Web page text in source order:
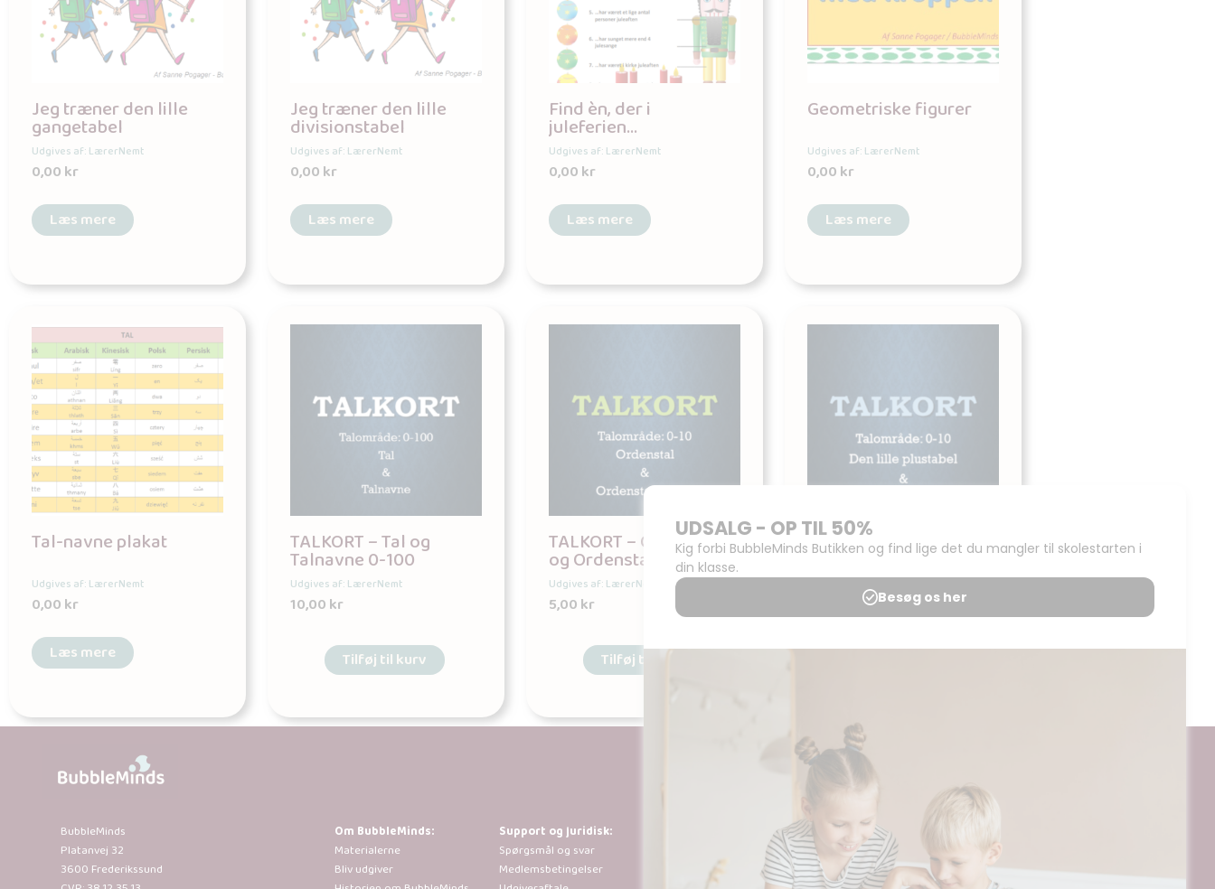
Jeg træner den lille
gangetabel
Udgives af: LærerNemt
0,00kr
Læs mere
Jeg træner den lille
divisionstabel
Udgives af: LærerNemt
0,00kr
Læs mere
Find èn, der i
juleferien…
Udgives af: LærerNemt
0,00kr
Læs mere
Geometriske figurer
Udgives af: LærerNemt
0,00kr
Læs mere
Tal-navne plakat
Udgives af: LærerNemt
0,00kr
Læs mere
TALKORT – Tal og
Talnavne 0-100
Udgives af: LærerNemt
10,00kr
Tilføj til kurv
TALKORT – Ordenstal
og Ordenstalnavne
Udgives af: LærerNemt
5,00kr
Tilføj til kurv
TALKORT – Regnekort,
Den lille plustabel
BubbleMinds
Platanvej 32
3600 Frederikssund
Om BubbleMinds:
Materialerne
Bliv udgiver
Support og juridisk:
Spørgsmål og svar
Medlemsbetingelser
Al kopiering, analogt og digitalt, af materialer på BubbleMinds eller dele deraf er
tilladt i henhold til undervisningsinstitutionens aftale med Tekst & Node. Kopiering,
der går ud over begrænsningsreglerne i aftalen med Tekst & Node, kan alene finde